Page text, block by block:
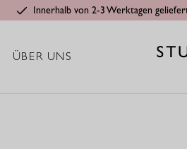
Innerhalb von 2-3 Werktagen
ÜBER UNS